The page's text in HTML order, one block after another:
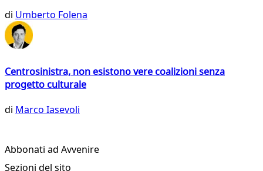
di Umberto Folena
Centrosinistra, non esistono vere coalizioni senza
progetto culturale
di Marco Iasevoli
Abbonati ad Avvenire
Sezioni del sito